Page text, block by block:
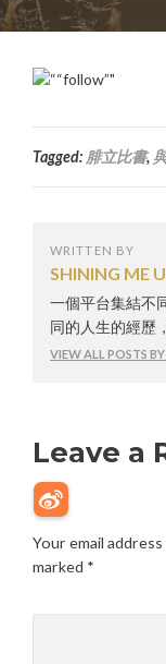
Tagged: 腓立比書,
WRITTEN BY
SHINING ME
一個平台集結不
同的人生的經歷
VIEW ALL POSTS
Leave a
Your email
marked *